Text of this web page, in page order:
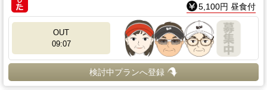
5,100円 昼食付
OUT
09:07
検討中プランへ登録